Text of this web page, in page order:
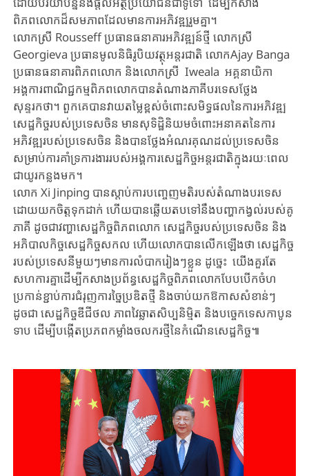
ពិភពលោកដ៏សមភាពដែលមានការអភិវឌ្ឍរួមគ្នា។
លោកស្រី Rousseffប្រធានធនាគារអភិវឌ្ឍន៍ថ្មី លោកស្រី
Georgieva ប្រធានមូលនិធិរូបិយវត្ថុអន្តរជាតិ លោកAjay Banga
ប្រធានធនាគារពិភពលោក និងលោកស្រី Iweala អគ្គនាយិកា
អង្គការពាណិជ្ជកម្មពិភពលោកបានតំណាងភាគីបរទេសថ្លែង
សុន្ទរកថា។ ពួកគេបានវាយតម្លៃខ្ពស់ចំពោះសមិទ្ធផលនៃការអភិវឌ្ឍ
សេដ្ឋកិច្ចរបស់ប្រទេសចិន មានសុទិដ្ឋិនិយមចំពោះអនាគតនៃការ
អភិវឌ្ឍរបស់ប្រទេសចិន និងបានថ្លែងអំណរគុណដល់ប្រទេសចិន
សម្រាប់ការគាំទ្រការងាររបស់អង្គការសេដ្ឋកិច្ចអន្តរជាតិក្នុងរយៈពេល
ជាយូរកន្លងមក។
លោក Xi Jinping បានស្តាប់ការបញ្ចេញមតិរបស់តំណាងបរទេស
ដោយយកចិត្តទុកដាក់ ហើយបានឆ្លើយតបទៅនឹងបញ្ហាកង្វល់របស់គូ
ភាគី ដូចជាវញ្ហាសេដ្ឋកិច្ចពិភពលោក សេដ្ឋកិច្ចរបស់ប្រទេសចិន និង
អភិបាលកិច្ចសេដ្ឋកិច្ចសកល ហើយលោកបានលើកឡើងថា សេដ្ឋកិច្ច
របស់ប្រទេសនីមួយៗមានការលំបាករៀងៗខ្លួន ដូច្នេះ យើងគួរតែ
សហការគ្នាដើម្បីកសាងប្រព័ន្ធសេដ្ឋកិច្ចពិភពលោកបែបបើកចំហ
ប្រកាន់ខ្ជាប់ការជំរុញការច្នៃប្រឌិតថ្មី និងចាប់យកឱកាសសំខាន់ៗ
ដូចជា សេដ្ឋកិច្ចឌីជីថល ភាពវៃឆ្លាតសិប្បនិមិ្មត និងបច្ចេកទេសកាបូន
ទាប ដើម្បីបង្កើតប្រភពកម្លាំងចលករថ្មីនៃកំណើនសេដ្ឋកិច្ច៕